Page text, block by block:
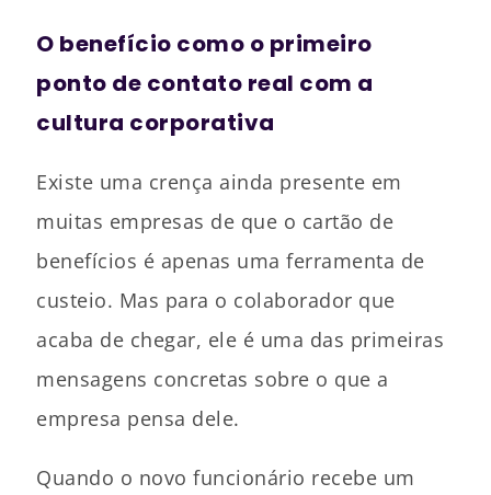
O benefício como o primeiro
ponto de contato real com a
cultura corporativa
Existe uma crença ainda presente em
muitas empresas de que o cartão de
benefícios é apenas uma ferramenta de
custeio. Mas para o colaborador que
acaba de chegar, ele é uma das primeiras
mensagens concretas sobre o que a
empresa pensa dele.
Quando o novo funcionário recebe um